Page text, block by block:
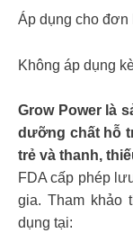
Áp dụng cho đơn
Không áp dụng
Grow Power là
dưỡng chất hỗ
trẻ và thanh,
FDA cấp phép
gia. Tham khảo
dụng tại: